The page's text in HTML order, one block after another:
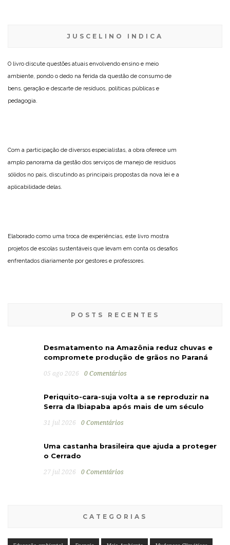
JUSCELINO INDICA
O livro discute questões atuais envolvendo ensino e meio
ambiente, pondo o dedo na ferida da questão de consumo de
bens, geração e descarte de resíduos, políticas públicas e
pedagogia.
Com a participação de diversos especialistas, a obra oferece um
amplo panorama da gestão dos serviços de manejo de resíduos
sólidos no país, discutindo as principais propostas da nova lei e a
aplicabilidade delas.
Elaborado como uma troca de experiências, este livro mostra
projetos de escolas sustentáveis que levam em conta os desafios
enfrentados diariamente por gestores e professores.
POSTS RECENTES
Desmatamento na Amazônia reduz chuvas e
compromete produção de grãos no Paraná
05 ago 2026 0 Comentários
Periquito-cara-suja volta a se reproduzir na
Serra da Ibiapaba após mais de um século
31 jul 2026 0 Comentários
Uma castanha brasileira que ajuda a proteger
o Cerrado
27 jul 2026 0 Comentários
CATEGORIAS